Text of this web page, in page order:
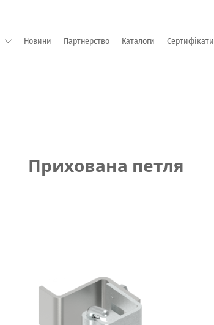
Новини Партнерство Каталоги Сертифікати
Прихована петля